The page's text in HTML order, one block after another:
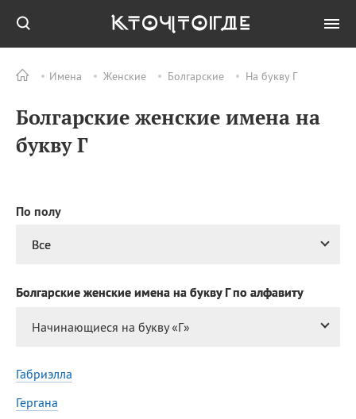
Имена Женские Болгарские На букву Г
Болгарские женские имена на
букву Г
По полу
Все
Болгарские женские имена на букву Г по алфавиту
Начинающиеся на букву «Г»
Габриэлла
Гергана
ПРАЗДНИКИ
08.08 День физкультурника
Happens Day)